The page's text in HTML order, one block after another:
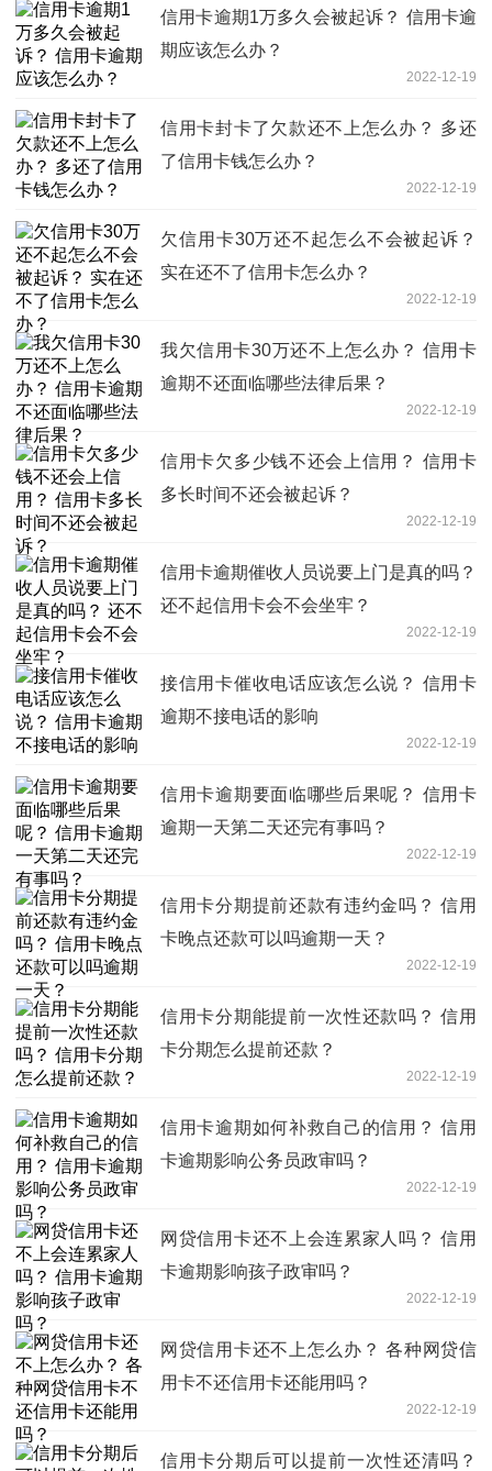
信用卡逾期1万多久会被起诉？ 信用卡逾
期应该怎么办？
2022-12-19
信用卡封卡了欠款还不上怎么办？ 多还
了信用卡钱怎么办？
2022-12-19
欠信用卡30万还不起怎么不会被起诉？
实在还不了信用卡怎么办？
2022-12-19
我欠信用卡30万还不上怎么办？ 信用卡
逾期不还面临哪些法律后果？
2022-12-19
信用卡欠多少钱不还会上信用？ 信用卡
多长时间不还会被起诉？
2022-12-19
信用卡逾期催收人员说要上门是真的吗？
还不起信用卡会不会坐牢？
2022-12-19
接信用卡催收电话应该怎么说？ 信用卡
逾期不接电话的影响
2022-12-19
信用卡逾期要面临哪些后果呢？ 信用卡
逾期一天第二天还完有事吗？
2022-12-19
信用卡分期提前还款有违约金吗？ 信用
卡晚点还款可以吗逾期一天？
2022-12-19
信用卡分期能提前一次性还款吗？ 信用
卡分期怎么提前还款？
2022-12-19
信用卡逾期如何补救自己的信用？ 信用
卡逾期影响公务员政审吗？
2022-12-19
网贷信用卡还不上会连累家人吗？ 信用
卡逾期影响孩子政审吗？
2022-12-19
网贷信用卡还不上怎么办？ 各种网贷信
用卡不还信用卡还能用吗？
2022-12-19
信用卡分期后可以提前一次性还清吗？